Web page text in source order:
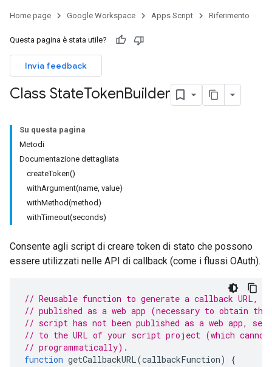
Home page Google Workspace Apps Script Riferimento
Questa pagina è stata utile?
Invia feedback
Class StateTokenBuilder
Su questa pagina
Metodi
Documentazione dettagliata
createToken()
withArgument(name, value)
withMethod(method)
withTimeout(seconds)
Consente agli script di creare token di stato che possono
essere utilizzati nelle API di callback (come i flussi OAuth).
// Reusable function to generate a callback URL,
// published as a web app (necessary to obtain
// script has not been published as a web app,
// to the URL of your script project (which cannot
// programmatically).
function getCallbackURL(callbackFunction)
{